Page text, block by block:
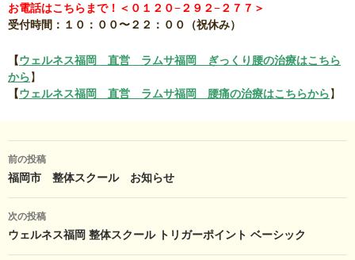
お電話はこちらまで！＜０１２０−２９２−２７７＞
受付時間：１０：００〜２２：００（祝休み）
【 ウェルネス福岡 直営 ラムサ福岡 ぎっくり腰の治療はこちら
から 】
【 ウェルネス福岡 直営 ラムサ福岡 腰痛の治療はこちらから 】
投
稿
ナ
ビ
前の投稿
福岡市 整体スクール お知らせ
次の投稿
ウェルネス福岡 整体スクール トリガーポイント ベーシック